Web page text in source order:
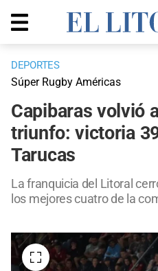
DEPORTES
Súper Rugby Américas
Capibaras volvió
triunfo: victoria
Tarucas
La franquicia del Litoral
los mejores cuatro de la